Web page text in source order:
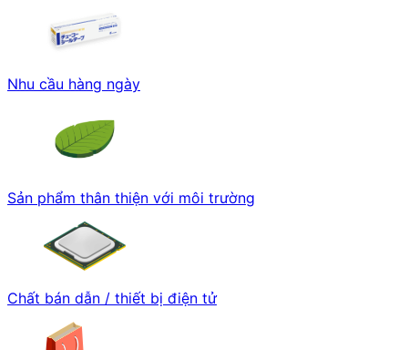
Nhu cầu hàng ngày
Sản phẩm thân thiện với môi trường
Chất bán dẫn / thiết bị điện tử